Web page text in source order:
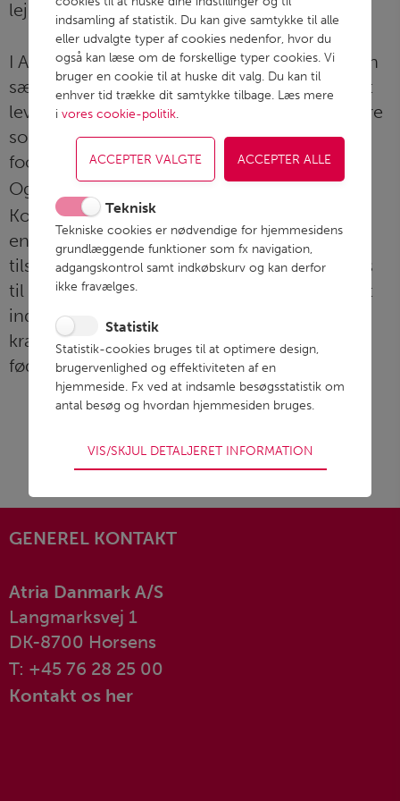
lejlighed. Og vi elsker vores arbejde!
I Atria Danmark er vores hverdag præget af en
særlig måde at agere på: Vi forpligter os på at
levere kvalitet. Vi har fokus på såvel forbrugere
som kunder indenfor detailhandlen,
foodservice og eksport.
Og vi er sultne efter succes.
Kombinationen af faglig ekspertise,
engagerede medarbejdere og mange års
tilstedeværelse på flere markeder har gjort os
til en velanset virksomhed, der er i stand til at
indfri vores værdisæt og opfylde kundernes
krav om kvalitet, fornyelse og høj
fødevaresikkerhed, ikke mindst.
GENEREL KONTAKT
Atria Danmark A/S
Langmarksvej 1
DK-8700 Horsens
T: +45 76 28 25 00
Kontakt os her
indsamling af statistik. Du kan give samtykke til alle
eller udvalgte typer af cookies nedenfor, hvor du
også kan læse om de forskellige typer cookies. Vi
bruger en cookie til at huske dit valg. Du kan til
enhver tid trække dit samtykke tilbage. Læs mere
i vores cookie-politik.
Teknisk
Tekniske cookies er nødvendige for hjemmesidens
grundlæggende funktioner som fx navigation,
adgangskontrol samt indkøbskurv og kan derfor
ikke fravælges.
Statistik
Statistik-cookies bruges til at optimere design,
brugervenlighed og effektiviteten af en
hjemmeside. Fx ved at indsamle besøgsstatistik om
antal besøg og hvordan hjemmesiden bruges.
VIS/SKJUL DETALJERET INFORMATION